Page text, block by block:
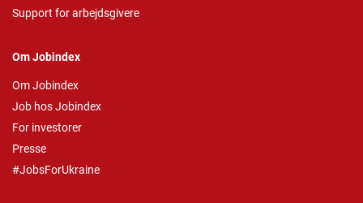
Support for arbejdsgivere
Om Jobindex
Om Jobindex
Job hos Jobindex
For investorer
Presse
#JobsForUkraine